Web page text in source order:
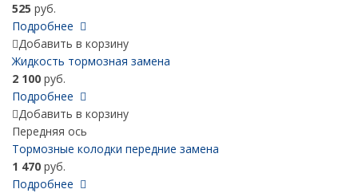
525 руб.
Подробнее
Добавить в корзину
Жидкость тормозная замена
2 100 руб.
Подробнее
Добавить в корзину
Передняя ось
Тормозные колодки передние замена
1 470 руб.
Подробнее